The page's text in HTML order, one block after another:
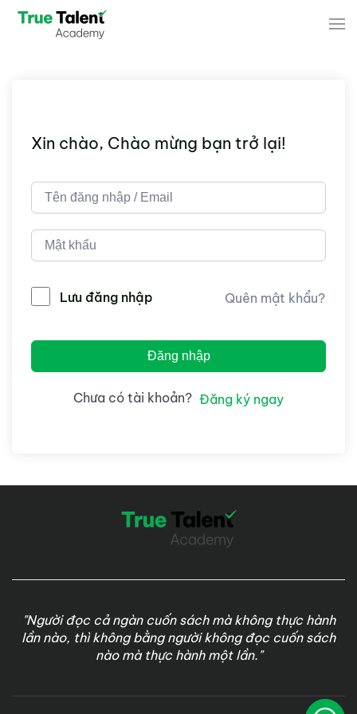
Xin chào, Chào mừng bạn trở lại!
Lưu đăng nhập Quên mật khẩu?
Đăng nhập
Chưa có tài khoản? Đăng ký ngay
"Người đọc cả ngàn cuốn sách mà không thực hành
lần nào, thì không bằng người không đọc cuốn sách
nào mà thực hành một lần."